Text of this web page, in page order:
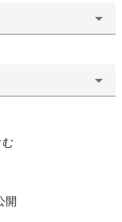
む
開